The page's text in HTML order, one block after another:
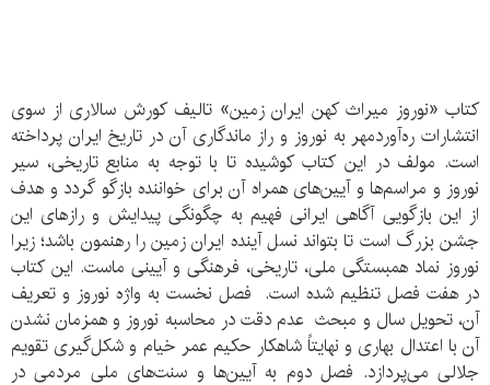
کتاب «نوروز میراث کهن ایران زمین» تالیف کورش سالاری از سوی
انتشارات ره‌آوردمهر به نوروز و راز ماندگاری آن در تاریخ ایران پرداخته
است. مولف در این کتاب کوشیده تا با توجه به منابع تاریخی، سیر
نوروز و مراسم‌ها و آیین‌های همراه آن برای خواننده بازگو گردد و هدف
از این بازگویی آگاهی ایرانی فهیم به چگونگی پیدایش و رازهای این
جشن بزرگ است تا بتواند نسل آینده ایران زمین را رهنمون باشد؛ زیرا
نوروز نماد همبستگی ملی، تاریخی، فرهنگی و آیینی ماست. این کتاب
در هفت فصل تنظیم شده است. فصل نخست به واژه نوروز و تعریف
آن، تحویل سال و مبحث عدم دقت در محاسبه نوروز و همزمان نشدن
آن با اعتدال بهاری و نهایتاً شاهکار حکیم عمر خیام و شكل‌گیری تقویم
جلالی می‌پردازد. فصل دوم به آیین‌ها و سنت‌های ملی مردمی در